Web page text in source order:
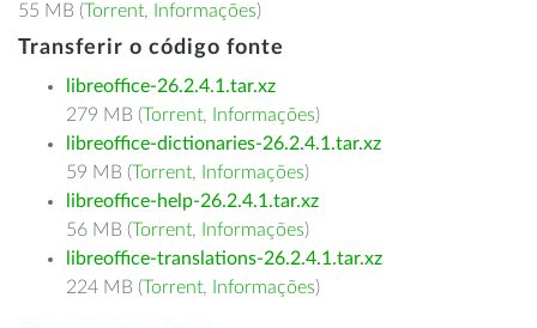
55 MB (Torrent, Informações)
Transferir o código fonte
libreoffice-26.2.4.1.tar.xz
279 MB (Torrent, Informações)
libreoffice-dictionaries-26.2.4.1.tar.xz
59 MB (Torrent, Informações)
libreoffice-help-26.2.4.1.tar.xz
56 MB (Torrent, Informações)
libreoffice-translations-26.2.4.1.tar.xz
224 MB (Torrent, Informações)